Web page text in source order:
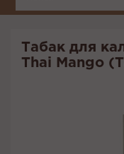
Табак для
Thai Mango